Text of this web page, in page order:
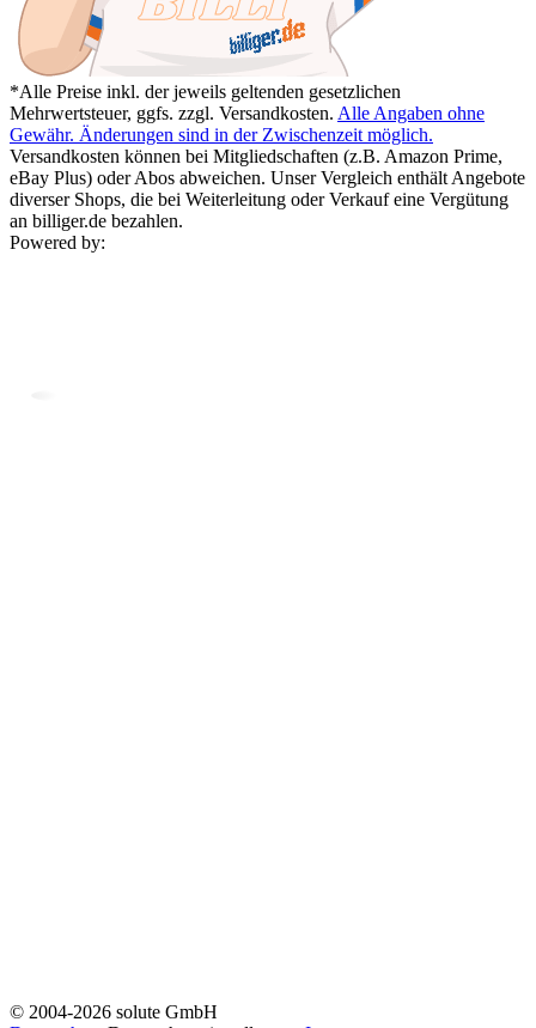
*Alle Preise inkl. der jeweils geltenden gesetzlichen
Mehrwertsteuer, ggfs. zzgl. Versandkosten. Alle Angaben ohne
Gewähr. Änderungen sind in der Zwischenzeit möglich.
Versandkosten können bei Mitgliedschaften (z.B. Amazon Prime,
eBay Plus) oder Abos abweichen. Unser Vergleich enthält Angebote
diverser Shops, die bei Weiterleitung oder Verkauf eine Vergütung
an billiger.de bezahlen.
Powered by:
© 2004-2026 solute GmbH